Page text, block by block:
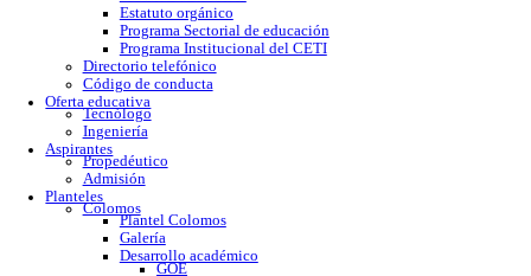
Condiciones generales de trabajo
Decreto de creación
Estatuto orgánico
Programa Sectorial de educación
Programa Institucional del CETI
Directorio telefónico
Código de conducta
Oferta educativa
Tecnólogo
Ingeniería
Aspirantes
Propedéutico
Admisión